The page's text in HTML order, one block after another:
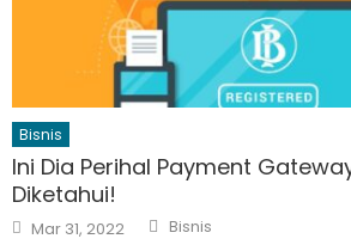
Bisnis
Ini Dia Perihal Payment
Diketahui!
Posted
on
Mar 31, 2022 Author
Bisnis